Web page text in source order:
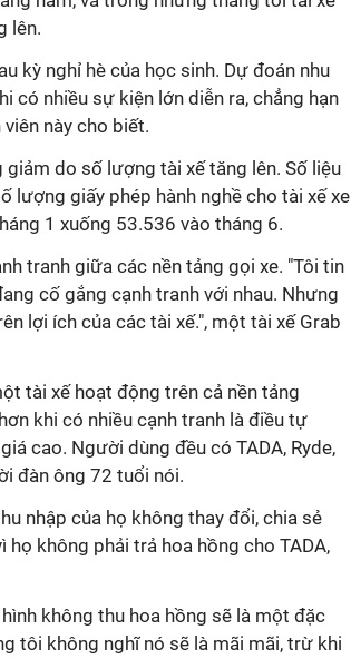
lên.
kỳ nghỉ hè của học sinh. Dự đoán nhu
có nhiều sự kiện lớn diễn ra, chẳng hạn
này cho biết.
do số lượng tài xế tăng lên. Số liệu
lượng giấy phép hành nghề cho tài xế xe
1 xuống 53.536 vào tháng 6.
tranh giữa các nền tảng gọi xe. "Tôi tin
cố gắng cạnh tranh với nhau. Nhưng
lợi ích của các tài xế.", một tài xế Grab
tài xế hoạt động trên cả nền tảng
khi có nhiều cạnh tranh là điều tự
cao. Người dùng đều có TADA, Ryde,
đàn ông 72 tuổi nói.
nhập của họ không thay đổi, chia sẻ
họ không phải trả hoa hồng cho TADA,
không thu hoa hồng sẽ là một đặc
tôi không nghĩ nó sẽ là mãi mãi, trừ khi